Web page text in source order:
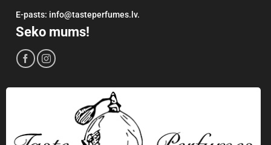
E-pasts: info@tasteperfumes.lv.
Seko mums!